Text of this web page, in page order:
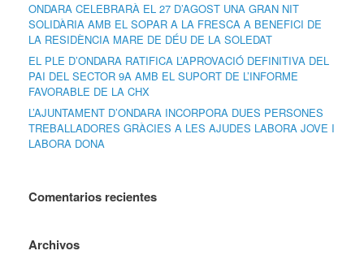
ONDARA CELEBRARÀ EL 27 D’AGOST UNA GRAN NIT
SOLIDÀRIA AMB EL SOPAR A LA FRESCA A BENEFICI DE
LA RESIDÈNCIA MARE DE DÉU DE LA SOLEDAT
EL PLE D’ONDARA RATIFICA L’APROVACIÓ DEFINITIVA DEL
PAI DEL SECTOR 9A AMB EL SUPORT DE L’INFORME
FAVORABLE DE LA CHX
L’AJUNTAMENT D’ONDARA INCORPORA DUES PERSONES
TREBALLADORES GRÀCIES A LES AJUDES LABORA JOVE I
LABORA DONA
Comentarios recientes
Archivos